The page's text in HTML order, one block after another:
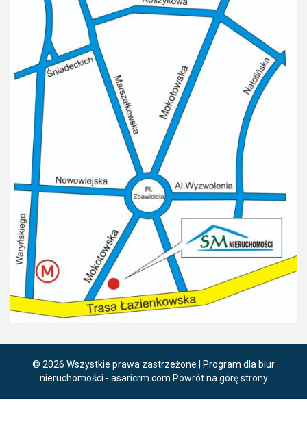
© 2026 Wszystkie prawa zastrzeżone | Program dla biur
nieruchomości - asaricrm.com Powrót na górę strony